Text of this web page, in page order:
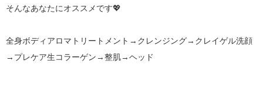
そんなあなたにオススメです💖
全身ボディアロマトリートメント→クレンジング→クレイゲル洗顔
→プレケア生コラーゲン→整肌→ヘッド